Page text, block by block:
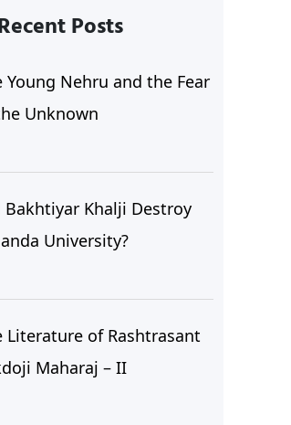
Posts
Young Nehru and the Fear
Unknown
Bakhtiyar Khalji Destroy
University?
Literature of Rashtrasant
Maharaj – II